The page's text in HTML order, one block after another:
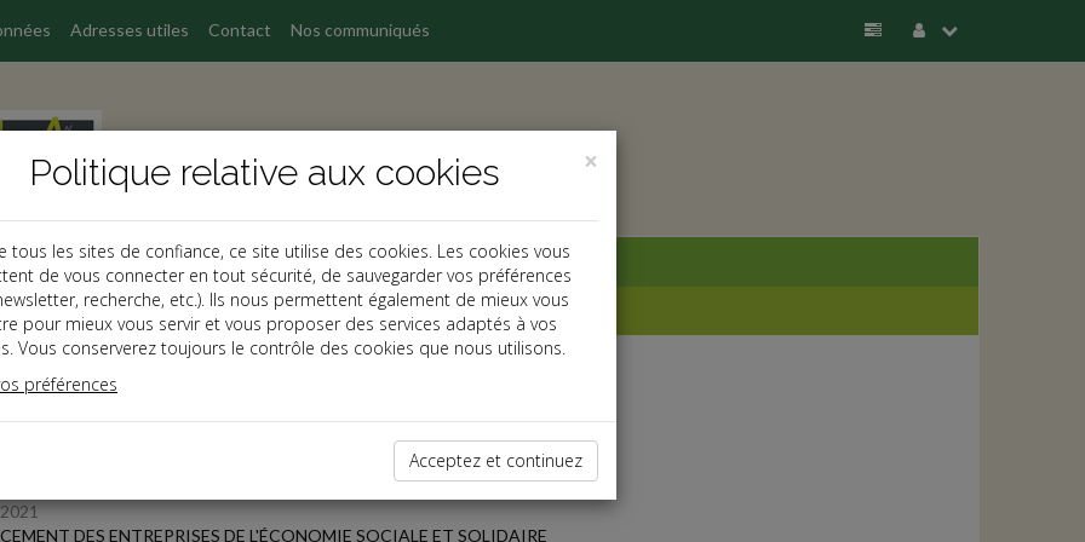
Adresses utiles Contact Nos communiqués
dernières dépêches
DES ENTREPRISES DE L'ÉCONOMIE SOCIALE ET SOLIDAIRE
×
Politique relative aux cookies
tous les sites de confiance, ce site utilise des cookies. Les cookies vous
de vous connecter en tout sécurité, de sauvegarder vos préférences
recherche, etc.). Ils nous permettent également de mieux vous
pour mieux vous servir et vous proposer des services adaptés à vos
Vous conserverez toujours le contrôle des cookies que nous utilisons.
préférences
Acceptez et continuez